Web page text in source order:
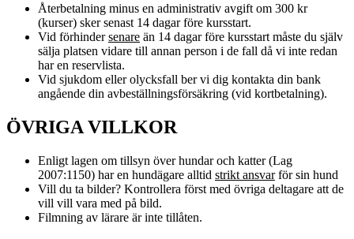
Återbetalning minus en administrativ avgift om 300 kr
(kurser) sker senast 14 dagar före kursstart.
Vid förhindersenare än 14 dagar före kursstart måste du själv
sälja platsen vidare till annan person i de fall då vi inte redan
har en reservlista.
Vid sjukdom eller olycksfall ber vi dig kontakta din bank
angående din avbeställningsförsäkring (vid kortbetalning).
ÖVRIGA VILLKOR
Enligt lagen om tillsyn över hundar och katter (Lag
2007:1150) har en hundägare alltid strikt ansvarför sin hund
Vill du ta bilder? Kontrollera först med övriga deltagare att de
vill vill vara med på bild.
Filmning av lärare är inte tillåten.